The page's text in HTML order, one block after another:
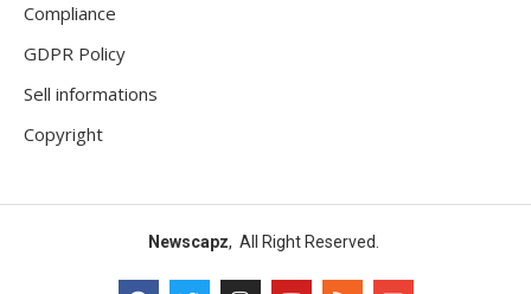
Compliance
GDPR Policy
Sell informations
Copyright
Newscapz, All Right Reserved.